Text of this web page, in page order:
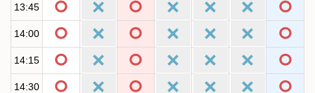
13:45
14:00
14:15
14:30